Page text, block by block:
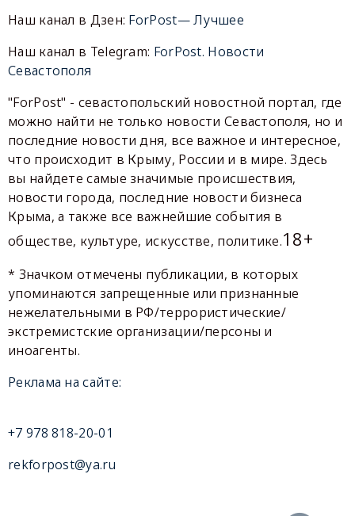
Наш канал в Дзен: ForPost— Лучшее
Наш канал в Telegram: ForPost. Новости
Севастополя
"ForPost" - севастопольский новостной портал, где
можно найти не только новости Севастополя, но и
последние новости дня, все важное и интересное,
что происходит в Крыму, России и в мире. Здесь
вы найдете самые значимые происшествия,
новости города, последние новости бизнеса
Крыма, а также все важнейшие события в
обществе, культуре, искусстве, политике.18+
* Значком отмечены публикации, в которых
упоминаются запрещенные или признанные
нежелательными в РФ/террористические/
экстремистские организации/персоны и
иноагенты.
Реклама на сайте:
+7 978 818-20-01
rekforpost@ya.ru